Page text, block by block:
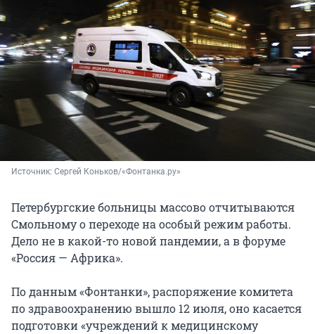
Источник: Сергей Коньков/«Фонтанка.ру»
Петербургские больницы массово отчитываются
Смольному о переходе на особый режим работы.
Дело не в какой-то новой пандемии, а в форуме
«Россия — Африка».
По данным «Фонтанки», распоряжение комитета
по здравоохранению вышло 12 июля, оно касается
подготовки «учреждений к медицинскому